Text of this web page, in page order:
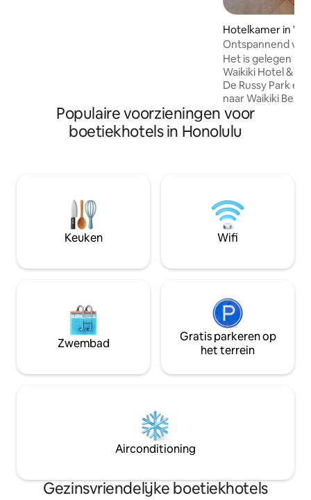
en volledig gevulde kitchenette
inbegrepen.
Hotelkamer in
Ontspannend
Hotel met
Het is gelegen in
Waikiki Hotel &
De Russy Park
naar Waikiki
Hawaiiaanse
welkom en een
waar gasten
ramen zijn
stil. Bagage kan
Vraag het aan de
receptie.
Populaire voorzieningen voor
boetiekhotels in Honolulu
Keuken Wifi
Zwembad
Gratis parkeren op
het terrein
Airconditioning
Gezinsvriendelijke boetiekhotels